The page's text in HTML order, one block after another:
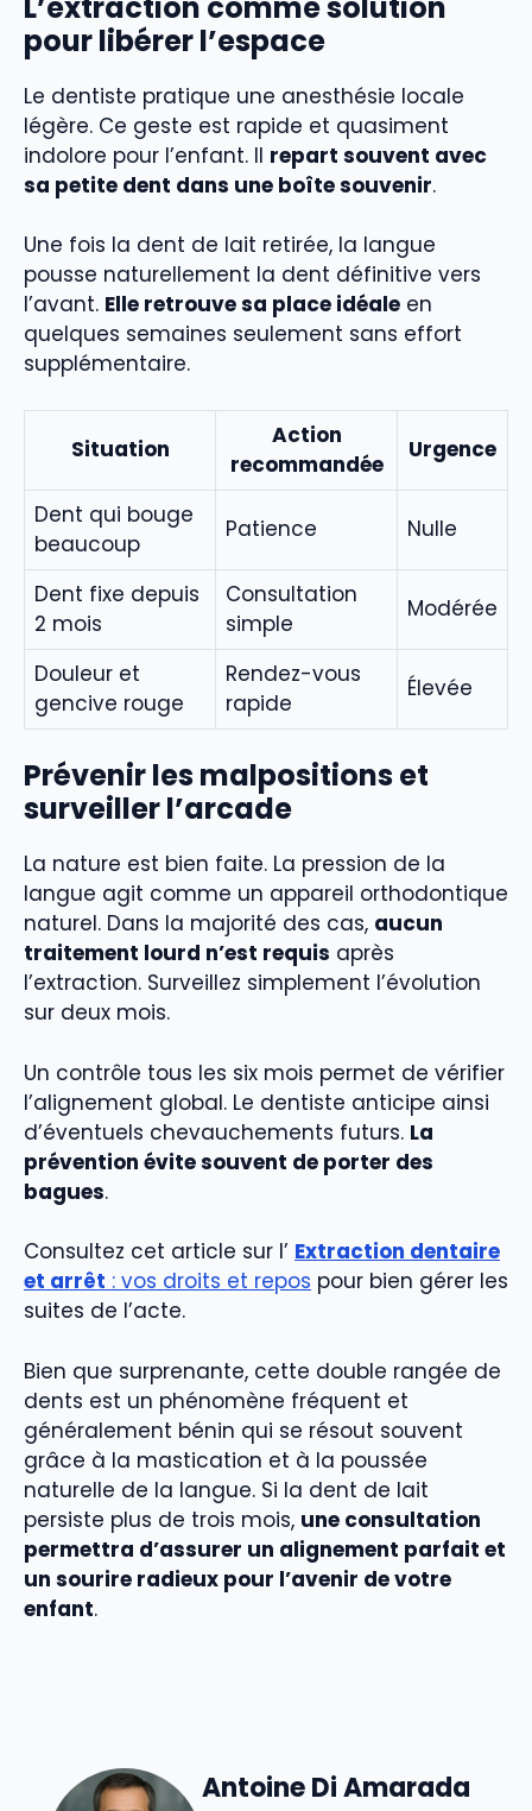
pour libérer l’espace
Le dentiste pratique une anesthésie locale
légère. Ce geste est rapide et quasiment
indolore pour l’enfant. Il repart souvent avec
sa petite dent dans une boîte souvenir.
Une fois la dent de lait retirée, la langue
pousse naturellement la dent définitive vers
l’avant. Elle retrouve sa place idéale en
quelques semaines seulement sans effort
supplémentaire.
Situation
Action
recommandée
Urgence
Dent qui bouge
beaucoup
Patience Nulle
Dent fixe depuis
2 mois
Consultation
simple
Modérée
Douleur et
gencive rouge
Rendez-vous
rapide
Élevée
Prévenir les malpositions et
surveiller l’arcade
La nature est bien faite. La pression de la
langue agit comme un appareil orthodontique
naturel. Dans la majorité des cas, aucun
traitement lourd n’est requis après
l’extraction. Surveillez simplement l’évolution
sur deux mois.
Un contrôle tous les six mois permet de vérifier
l’alignement global. Le dentiste anticipe ainsi
d’éventuels chevauchements futurs. La
prévention évite souvent de porter des
bagues.
Consultez cet article sur l’ Extraction dentaire
et arrêt : vos droits et repos pour bien gérer les
suites de l’acte.
Bien que surprenante, cette double rangée de
dents est un phénomène fréquent et
généralement bénin qui se résout souvent
grâce à la mastication et à la poussée
naturelle de la langue. Si la dent de lait
persiste plus de trois mois, une consultation
permettra d’assurer un alignement parfait et
un sourire radieux pour l’avenir de votre
enfant.
Antoine Di Amarada